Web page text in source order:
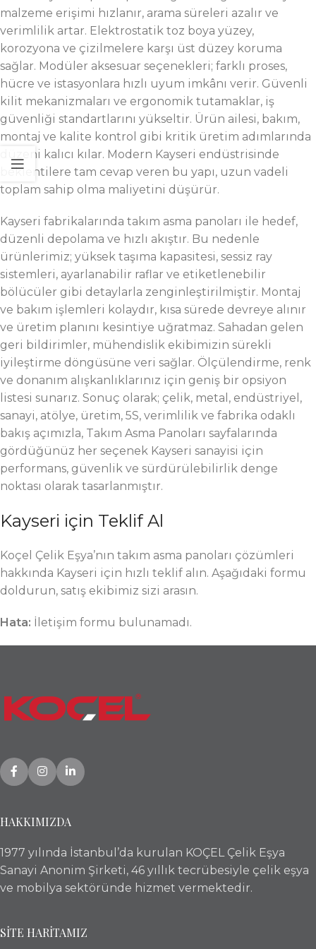
malzeme erişimi hızlanır, arama süreleri azalır ve
verimlilik artar. Elektrostatik toz boya yüzey,
korozyona ve çizilmelere karşı üst düzey koruma
sağlar. Modüler aksesuar seçenekleri; farklı proses,
hücre ve istasyonlara hızlı uyum imkânı verir. Güvenli
kilit mekanizmaları ve ergonomik tutamaklar, iş
güvenliği standartlarını yükseltir. Ürün ailesi, bakım,
montaj ve kalite kontrol gibi kritik üretim adımlarında
düzeni kalıcı kılar. Modern Kayseri endüstrisinde
beklentilere tam cevap veren bu yapı, uzun vadeli
toplam sahip olma maliyetini düşürür.
Kayseri fabrikalarında takım asma panoları ile hedef,
düzenli depolama ve hızlı akıştır. Bu nedenle
ürünlerimiz; yüksek taşıma kapasitesi, sessiz ray
sistemleri, ayarlanabilir raflar ve etiketlenebilir
bölücüler gibi detaylarla zenginleştirilmiştir. Montaj
ve bakım işlemleri kolaydır, kısa sürede devreye alınır
ve üretim planını kesintiye uğratmaz. Sahadan gelen
geri bildirimler, mühendislik ekibimizin sürekli
iyileştirme döngüsüne veri sağlar. Ölçülendirme, renk
ve donanım alışkanlıklarınız için geniş bir opsiyon
listesi sunarız. Sonuç olarak; çelik, metal, endüstriyel,
sanayi, atölye, üretim, 5S, verimlilik ve fabrika odaklı
bakış açımızla, Takım Asma Panoları sayfalarında
gördüğünüz her seçenek Kayseri sanayisi için
performans, güvenlik ve sürdürülebilirlik denge
noktası olarak tasarlanmıştır.
Kayseri için Teklif Al
Koçel Çelik Eşya’nın takım asma panoları çözümleri
hakkında Kayseri için hızlı teklif alın. Aşağıdaki formu
doldurun, satış ekibimiz sizi arasın.
Hata: İletişim formu bulunamadı.
HAKKIMIZDA
1977 yılında İstanbul’da kurulan KOÇEL Çelik Eşya
Sanayi Anonim Şirketi, 46 yıllık tecrübesiyle çelik eşya
ve mobilya sektöründe hizmet vermektedir.
SİTE HARİTAMIZ